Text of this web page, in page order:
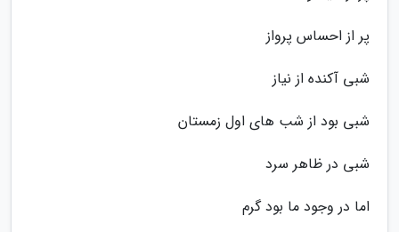
پر از احساس پرواز
شبی آکنده از نیاز
شبی بود از شب های اول زمستان
شبی در ظاهر سرد
اما در وجود ما بود گرم